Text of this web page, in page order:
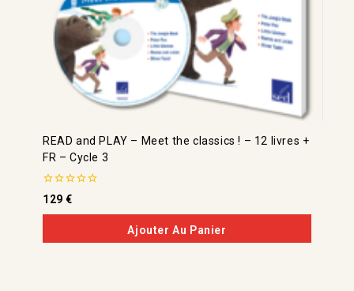
READ and PLAY – Meet the classics ! – 12 livres +
FR – Cycle 3
0
de
5
129€
Ajouter Au Panier